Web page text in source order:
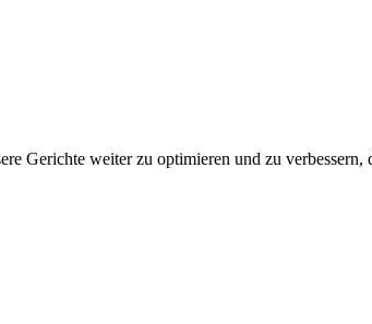
Gerichte weiter zu optimieren und zu